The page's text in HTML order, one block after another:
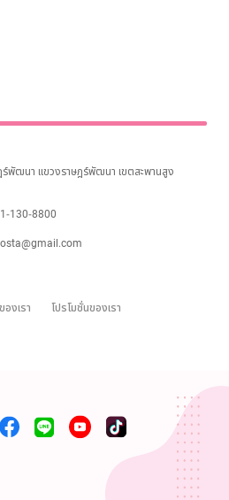
ไทย Eng
พัฒนา แขวงราษฎร์พัฒนา เขตสะพานสูง
130-8800
องเรา
โปรโมชั่นของเรา